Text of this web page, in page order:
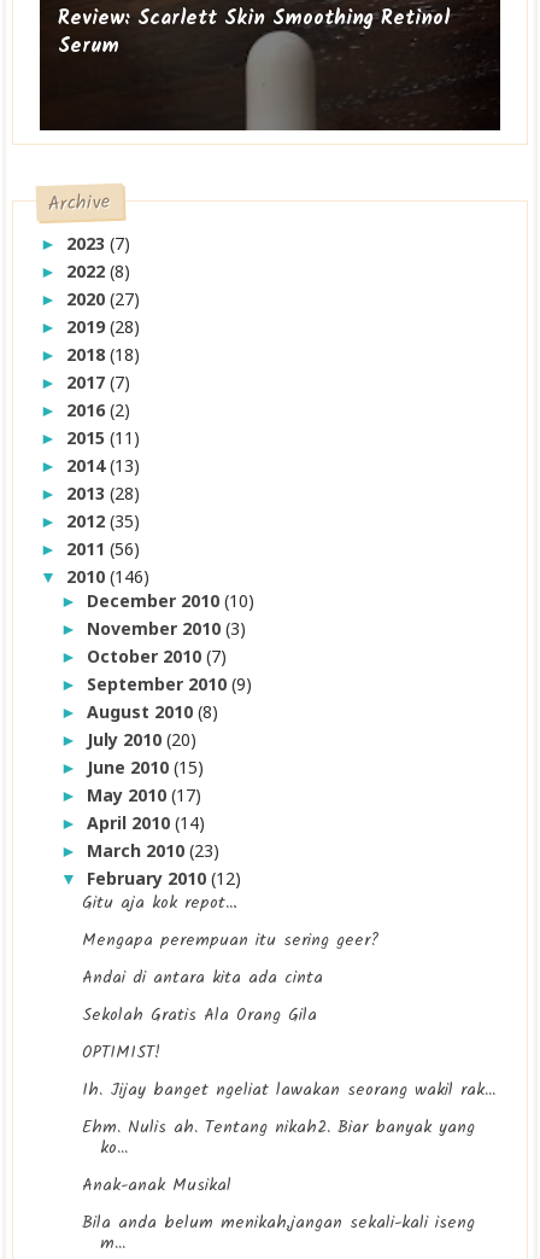
Review: Scarlett Skin Smoothing Retinol
Serum
Archive
► 2023(7)
► 2022(8)
► 2020(27)
► 2019(28)
► 2018(18)
► 2017(7)
► 2016(2)
► 2015(11)
► 2014(13)
► 2013(28)
► 2012(35)
► 2011(56)
▼ 2010(146)
► December 2010(10)
► November 2010(3)
► October 2010(7)
► September 2010(9)
►August 2010(8)
► July 2010(20)
► June 2010(15)
► May 2010(17)
►April 2010(14)
► March 2010(23)
▼ February 2010(12)
Gitu aja kok repot…
Mengapa perempuan itu sering geer?
Andai di antara kita ada cinta
Sekolah Gratis Ala Orang Gila
OPTIMIST!
Ih. Jijay banget ngeliat lawakan seorang wakil rak...
Ehm. Nulis ah. Tentang nikah2. Biar banyak yang
ko...
Anak-anak Musikal
Bila anda belum menikah,jangan sekali-kali iseng
m...